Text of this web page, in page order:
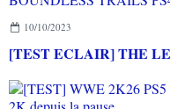
10/10/2023